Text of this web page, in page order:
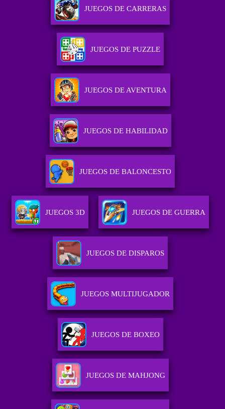
JUEGOS DE CARRERAS
JUEGOS DE PUZZLE
JUEGOS DE AVENTURA
JUEGOS DE HABILIDAD
JUEGOS DE BALONCESTO
JUEGOS 3D JUEGOS DE GUERRA
JUEGOS DE DISPAROS
JUEGOS MULTIJUGADOR
JUEGOS DE BOXEO
JUEGOS DE MAHJONG